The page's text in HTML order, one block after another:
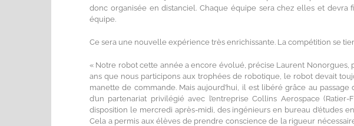
donc organisée en distanciel. Chaque équipe sera chez elles et
équipe.
Ce sera une nouvelle expérience très enrichissante. La compétition se
« Notre robot cette année a encore évolué, précise Laurent
ans que nous participons aux trophées de robotique, le robot devait
manette de commande. Mais aujourd’hui, il est libéré grâce au
d’un partenariat privilégié avec l’entreprise Collins Aerospace
disposition le mercredi après-midi, des ingénieurs en bureau d’études
Cela a permis aux élèves de prendre conscience de la rigueur